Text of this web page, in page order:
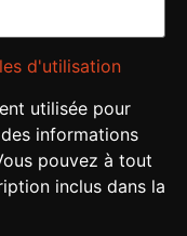
d'utilisation
utilisée pour
informations
pouvez à tout
inclus dans la